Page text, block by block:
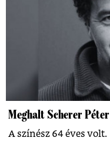
Meghalt Scherer Péter
A színész 64 éves volt.